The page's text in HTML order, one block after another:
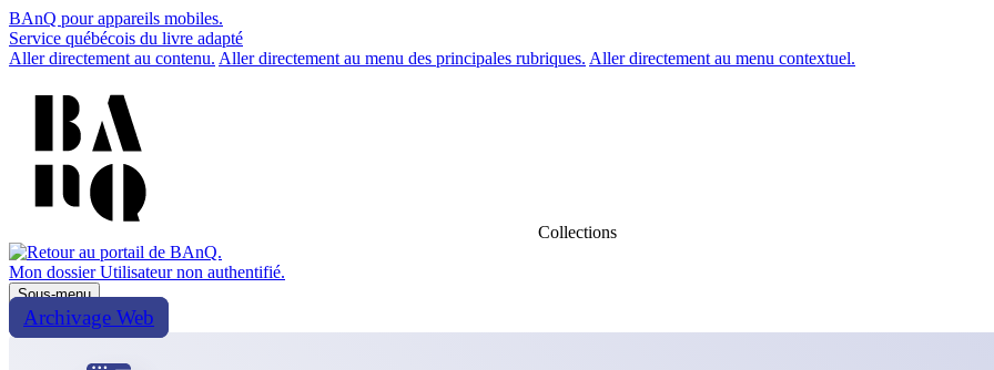
BAnQ pour appareils mobiles.
Service québécois du livre adapté
Aller directement au contenu. Aller directement au menu des principales rubriques. Aller directement au menu contextuel.
Collections
Mon dossier Utilisateur non authentifié.
Sous-menu
Archivage Web